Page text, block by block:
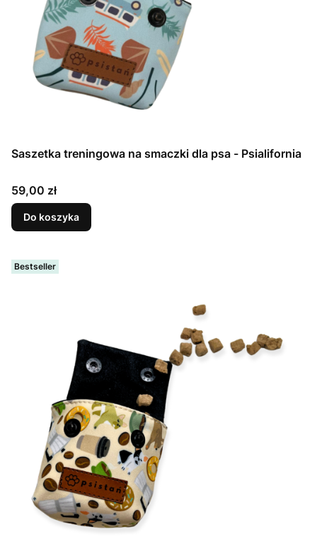
Saszetka treningowa na smaczki dla psa - Psialifornia
Cena
59,00 zł
Do koszyka
Bestseller